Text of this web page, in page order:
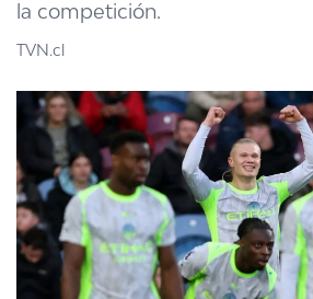
la competición.
TVN.cl